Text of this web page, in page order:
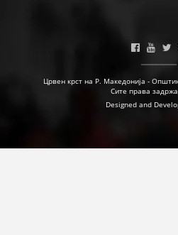
Црвен крст на Р. Македонија -
Сите права
Designed and